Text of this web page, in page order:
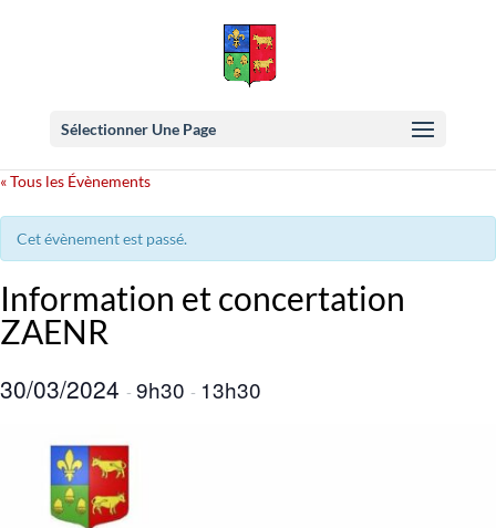
Sélectionner Une Page
« Tous les Évènements
Cet évènement est passé.
Information et concertation
ZAENR
30/03/2024 - 9h30 - 13h30